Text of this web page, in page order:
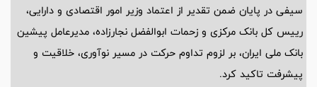
سیفی در پایان ضمن تقدیر از اعتماد وزیر امور اقتصادی و دارایی،
رییس کل بانک مرکزی و زحمات ابوالفضل نجارزاده، مدیرعامل پیشین
بانک ملی ایران، بر لزوم تداوم حرکت در مسیر نوآوری، خلاقیت و
پیشرفت تاکید کرد.